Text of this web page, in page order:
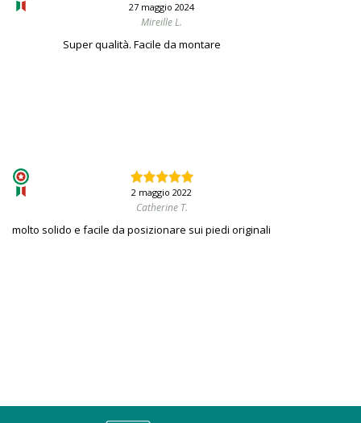
27 maggio 2024
Mireille L.
Super qualità. Facile da montare
2 maggio 2022
Catherine T.
molto solido e facile da posizionare sui piedi originali